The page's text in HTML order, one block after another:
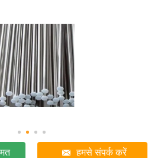
हमसे संपर्क करें